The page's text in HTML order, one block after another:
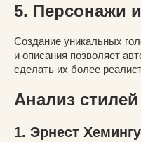
5. Персонажи
Создание уникальных
и описания позволяет
сделать их более
Анализ
1. Эрнест